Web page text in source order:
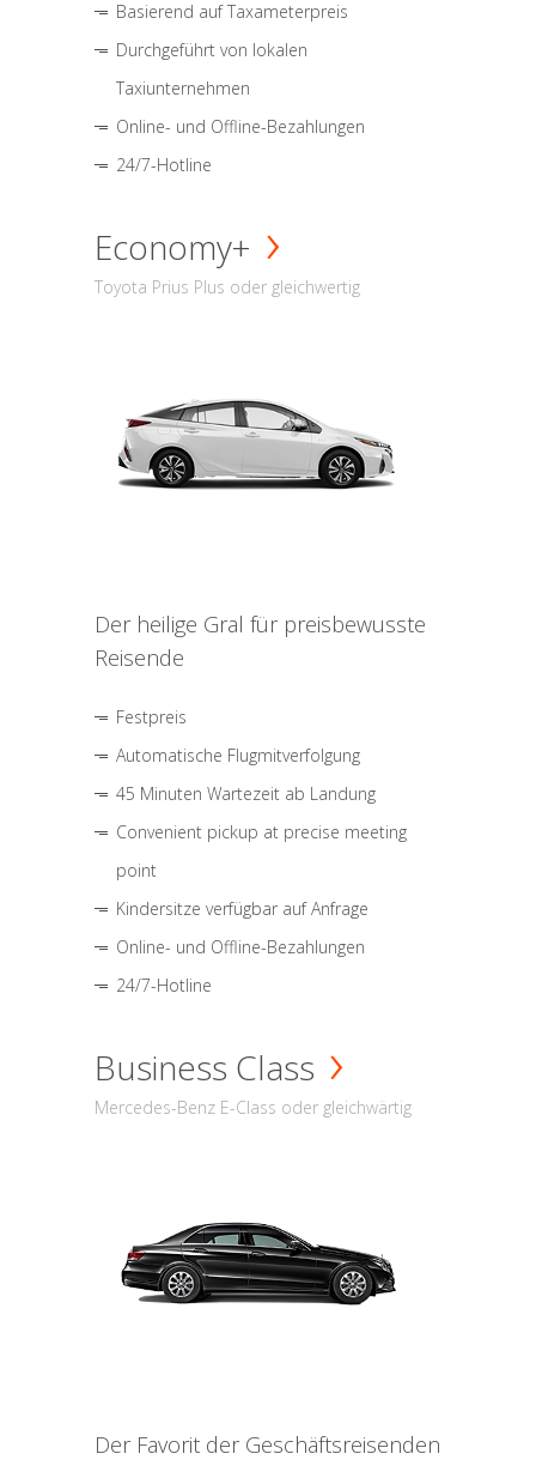
Basierend auf Taxameterpreis
Durchgeführt von lokalen
Taxiunternehmen
Online- und Offline-Bezahlungen
24/7-Hotline
Economy+
Toyota Prius Plus oder gleichwertig
Der heilige Gral für preisbewusste
Reisende
Festpreis
Automatische Flugmitverfolgung
45 Minuten Wartezeit ab Landung
Convenient pickup at precise meeting
point
Kindersitze verfügbar auf Anfrage
Online- und Offline-Bezahlungen
24/7-Hotline
Business Class
Mercedes-Benz E-Class oder gleichwärtig
Der Favorit der Geschäftsreisenden